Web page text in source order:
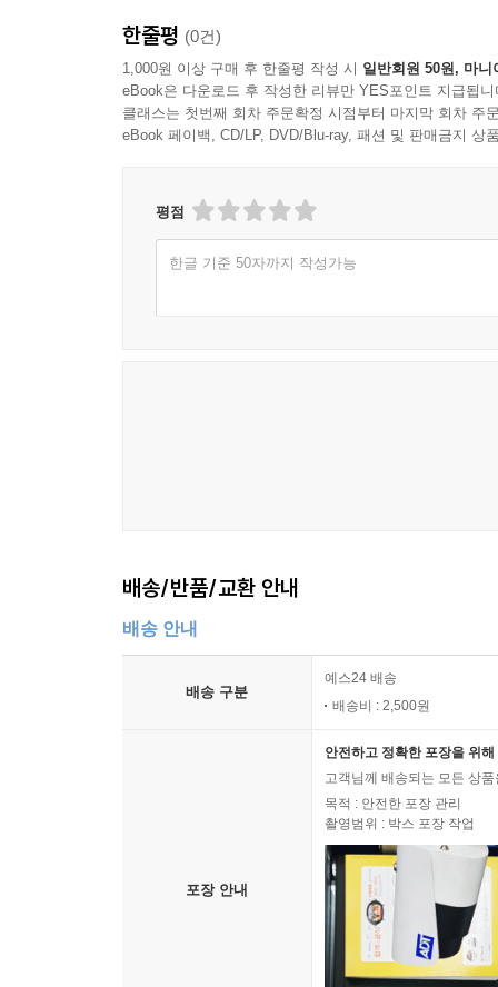
한줄평 (0건)
1,000원 이상 구매 후 한줄평 작성 시 일반회원 50원, 마니
eBook은 다운로드 후 작성한 리뷰만 YES포인트 지급됩니
클래스는 첫번째 회차 주문확정 시점부터 마지막 회차 주
eBook 페이백, CD/LP, DVD/Blu-ray, 패션 및 판매금지 상
평점
한글 기준 50자까지 작성가능
배송/반품/교환 안내
배송 안내
배송 구분
예스24 배송
배송비 : 2,500원
포장 안내
안전하고 정확한 포장을 위
고객님께 배송되는 모든 상
목적 : 안전한 포장 관리
촬영범위 : 박스 포장 작업